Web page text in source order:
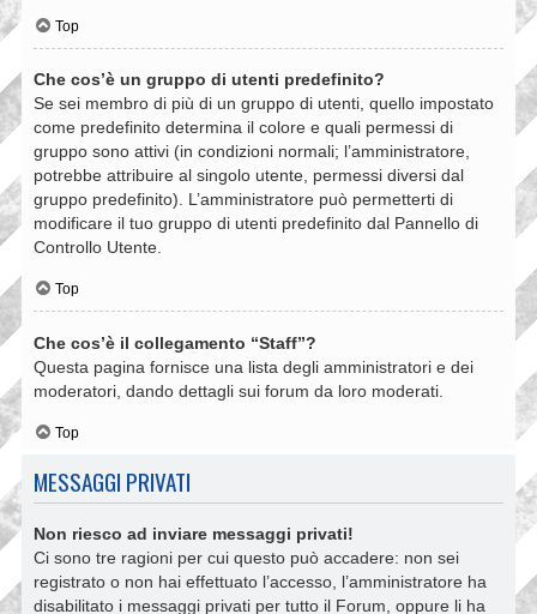
Top
Che cos’è un gruppo di utenti predefinito?
Se sei membro di più di un gruppo di utenti, quello impostato
come predefinito determina il colore e quali permessi di
gruppo sono attivi (in condizioni normali; l’amministratore,
potrebbe attribuire al singolo utente, permessi diversi dal
gruppo predefinito). L’amministratore può permetterti di
modificare il tuo gruppo di utenti predefinito dal Pannello di
Controllo Utente.
Top
Che cos’è il collegamento “Staff”?
Questa pagina fornisce una lista degli amministratori e dei
moderatori, dando dettagli sui forum da loro moderati.
Top
MESSAGGI PRIVATI
Non riesco ad inviare messaggi privati!
Ci sono tre ragioni per cui questo può accadere: non sei
registrato o non hai effettuato l’accesso, l’amministratore ha
disabilitato i messaggi privati per tutto il Forum, oppure li ha